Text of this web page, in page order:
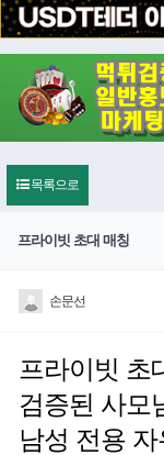
목록으로
프라이빗 초대 매칭
손문선
프라이빗 초
검증된 사모
남성 전용